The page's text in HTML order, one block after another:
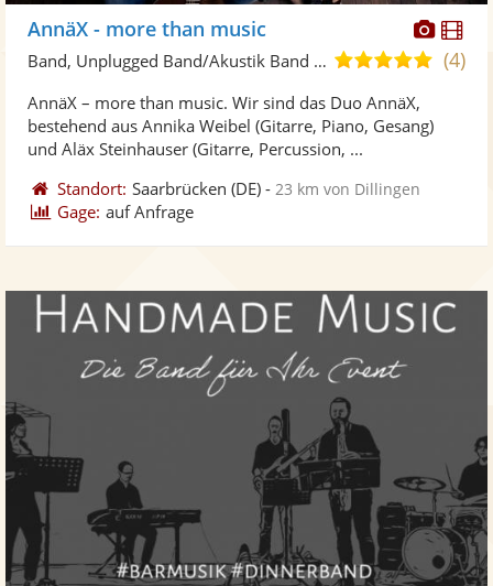
AnnäX - more than music
5,0(4)
Band, Unplugged Band/Akustik Band • Live-Musiker
AnnäX – more than music. Wir sind das Duo AnnäX,
bestehend aus Annika Weibel (Gitarre, Piano, Gesang)
und Aläx Steinhauser (Gitarre, Percussion, ...
Standort: Saarbrücken (DE) - 23 km von Dillingen
Gage: auf Anfrage